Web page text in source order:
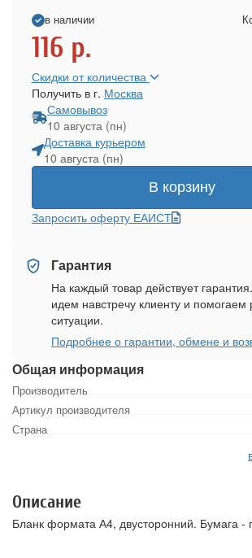
Общая информация
Производитель
Артикул производителя
Страна
в наличии
116 р.
Скидки от количества
Получить в г. Москва
Самовывоз
10 августа (пн)
Доставка курьером
10 августа (пн)
В корзину
Запросить оферту ЕАИСТ
Гарантия
На каждый товар действует
идем навстречу клиенту и
ситуации.
Подробнее о гарантии, обмене и
Описание
Бланк формата А4, двусторонний. Бумага -